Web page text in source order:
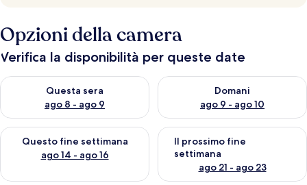
Opzioni della camera
Verifica la disponibilità per queste date
Questa sera
ago 8 - ago 9
Verifica la disponibilità per questa sera, ago 8 - ago 9
Domani
ago 9 - ago 10
Verifica la disponibilità per
Questo fine settimana
ago 14 - ago 16
Verifica la disponibilità per questo fine settimana, ago 14 -
Il prossimo fine
settimana
ago 21 - ago 23
Verifica la disponibilità per il